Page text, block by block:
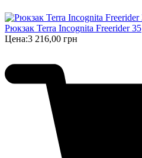
Рюкзак Terra Incognita Freerider 35
Цена:3 216,00 грн